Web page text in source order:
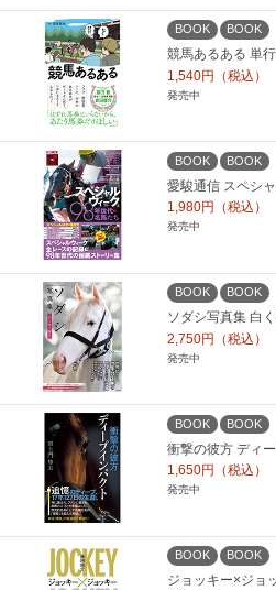
BOOK BOOK
競馬あるある 単
1,540円（税込）
発売中
BOOK BOOK
愛駿通信 スペシ
1,980円（税込）
発売中
BOOK BOOK
ソダシ写真集 白
2,750円（税込）
発売中
BOOK BOOK
衝撃の彼方 ディ
1,650円（税込）
発売中
BOOK BOOK
ジョッキー×ジョ